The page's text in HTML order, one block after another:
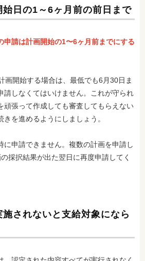
始日の1～6ヶ月前の前日まで
申請は計画開始の1〜6ヶ月前までにする
画開始する場合は、最低でも6月30日ま
請しなくてはいけません。これが守られ
頑張って作成しても審査してもらえない
を進めるようにしましょう。
に申請できません。複数の計画を申請し
採択結果が出た翌日に再度申請してく
されないと支給対象になら